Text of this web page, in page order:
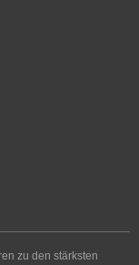
zu den stärksten